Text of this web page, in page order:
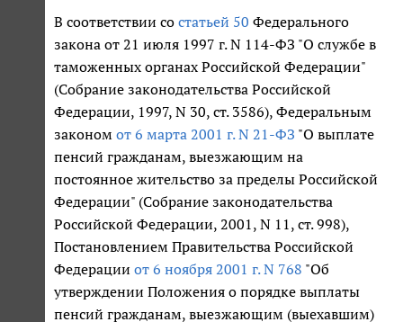
В соответствии со статьей 50 Федерального
закона от 21 июля 1997 г. N 114-ФЗ "О службе в
таможенных органах Российской Федерации"
(Собрание законодательства Российской
Федерации, 1997, N 30, ст. 3586), Федеральным
законом от 6 марта 2001 г. N 21-ФЗ "О выплате
пенсий гражданам, выезжающим на
постоянное жительство за пределы Российской
Федерации" (Собрание законодательства
Российской Федерации, 2001, N 11, ст. 998),
Постановлением Правительства Российской
Федерации от 6 ноября 2001 г. N 768 "Об
утверждении Положения о порядке выплаты
пенсий гражданам, выезжающим (выехавшим)